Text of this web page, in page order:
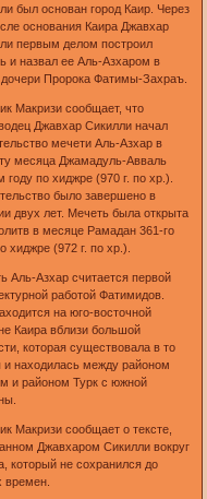
был основан город Каир. Через
основания Каира Джавхар
первым делом построил
и назвал ее Аль-Азхаром в
дочери Пророка Фатимы-Захраъ.
Макризи сообщает, что
Джавхар Сикилли начал
мечети Аль-Азхар в
месяца Джамадуль-Авваль
году по хиджре (970 г. по хр.).
было завершено в
двух лет. Мечеть была открыта
в месяце Рамадан 361-го
хиджре (972 г. по хр.).
Аль-Азхар считается первой
работой Фатимидов.
на юго-восточной
Каира вблизи большой
которая существовала в то
и находилась между районом
и районом Турк с южной
Макризи сообщает о тексте,
Джавхаром Сикилли вокруг
который не сохранился до
времен.